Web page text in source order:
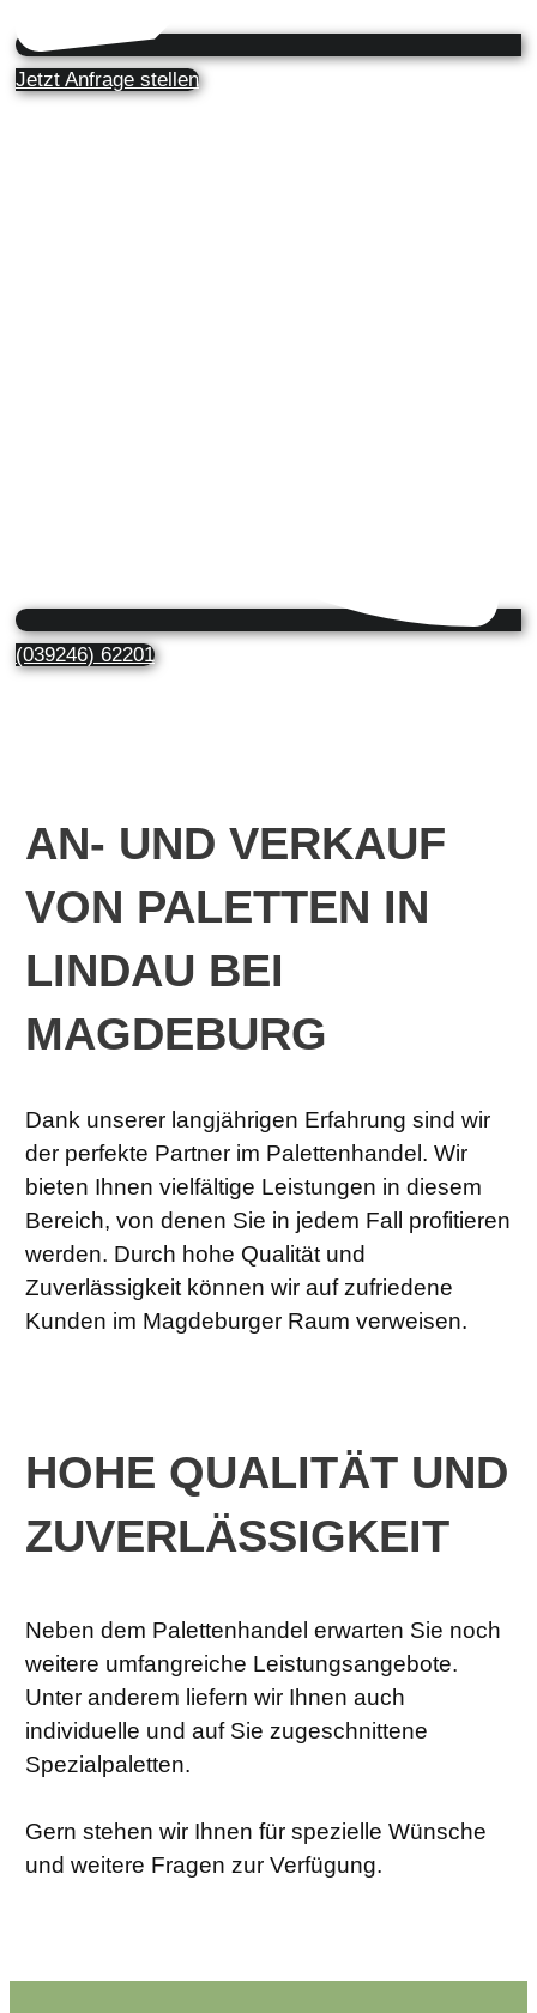
Jetzt Anfrage stellen
(039246) 62201
AN- UND VERKAUF
VON PALETTEN IN
LINDAU BEI
MAGDEBURG
Dank unserer langjährigen Erfahrung sind wir
der perfekte Partner im Palettenhandel. Wir
bieten Ihnen vielfältige Leistungen in diesem
Bereich, von denen Sie in jedem Fall profitieren
werden. Durch hohe Qualität und
Zuverlässigkeit können wir auf zufriedene
Kunden im Magdeburger Raum verweisen.
HOHE QUALITÄT UND
ZUVERLÄSSIGKEIT
Neben dem Palettenhandel erwarten Sie noch
weitere umfangreiche Leistungsangebote.
Unter anderem liefern wir Ihnen auch
individuelle und auf Sie zugeschnittene
Spezialpaletten.
Gern stehen wir Ihnen für spezielle Wünsche
und weitere Fragen zur Verfügung.